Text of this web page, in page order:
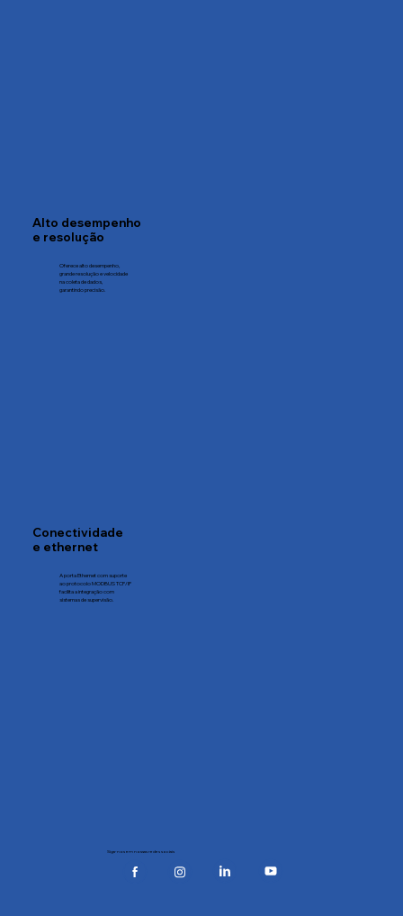
Alto desempenho
e resolução
Oferece alto desempenho,
grande resolução e velocidade
na coleta de dados,
garantindo precisão.
Conectividade
e ethernet
A porta Ethernet com suporte
ao protocolo MODBUS TCP/IP
facilita a integração com
sistemas de supervisão.
Siga-nos em nossas redes sociais